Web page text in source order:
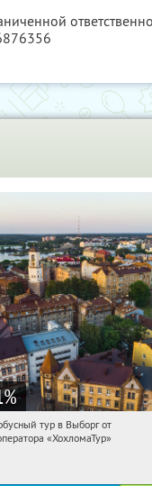
%
Купили:
тур в Выборг от
«ХохломаТур»